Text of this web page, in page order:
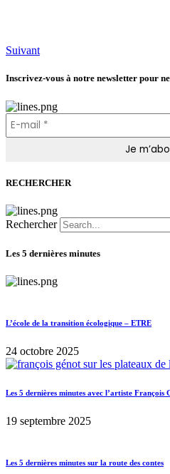
Suivant
Inscrivez-vous à notre newsletter pour
RECHERCHER
Rechercher
Les 5 dernières minutes
L’école de la transition écologique – ETRE
24 octobre 2025
Les 5 dernières minutes avec l’artiste François
19 septembre 2025
Les 5 dernières minutes sur la route des contes